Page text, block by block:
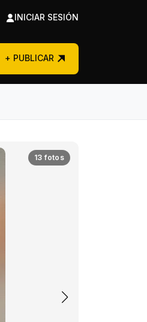
INICIAR SESIÓN
+ PUBLICAR
13 fotos